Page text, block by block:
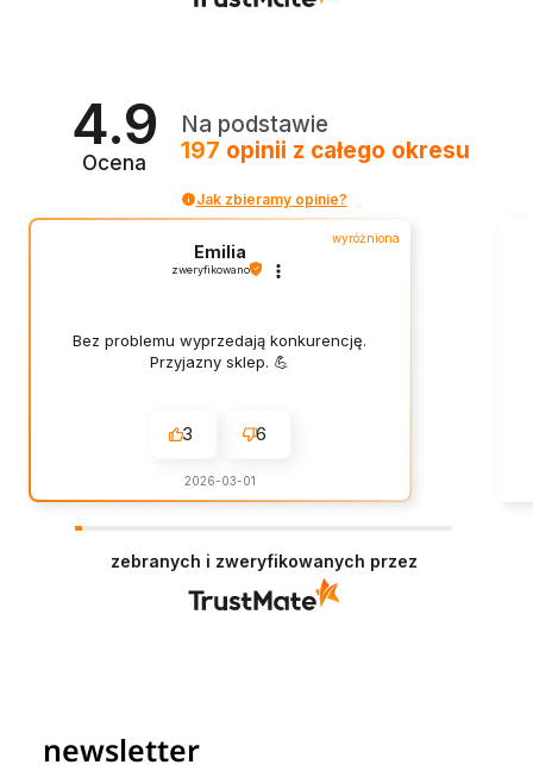
4.9
Ocena
Na podstawie
197 opinii z całego okresu
Jak zbieramy opinie?
wyróżniona
Emilia
zweryfikowano
Bez problemu wyprzedają konkurencję.
Przyjazny sklep. 💪
3 6
2026-03-01
zebranych i zweryfikowanych przez
newsletter